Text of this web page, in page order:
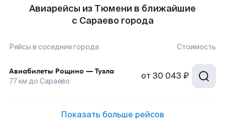
Авиарейсы из Тюмени в ближайшие
с Сараево города
Рейсы в соседние города Стоимость
Авиабилеты Рощино — Тузла
77км до Сараево от 30 043 ₽
Показать больше рейсов